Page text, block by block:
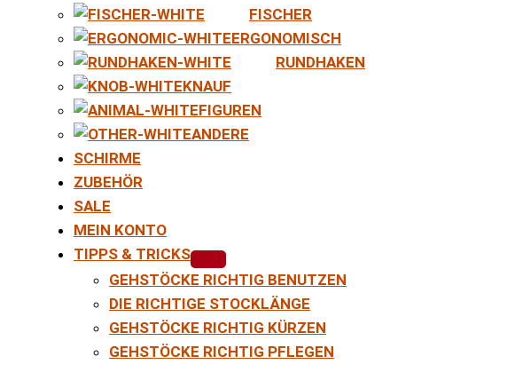
FISCHER
ERGONOMISCH
RUNDHAKEN
KNAUF
FIGUREN
ANDERE
SCHIRME
ZUBEHÖR
SALE
MEIN KONTO
TIPPS & TRICKS
GEHSTÖCKE RICHTIG BENUTZEN
DIE RICHTIGE STOCKLÄNGE
GEHSTÖCKE RICHTIG KÜRZEN
GEHSTÖCKE RICHTIG PFLEGEN